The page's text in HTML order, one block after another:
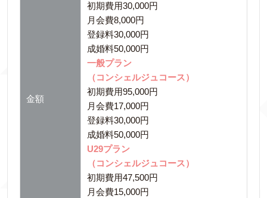
金額
初期費用30,000円
月会費8,000円
登録料30,000円
成婚料50,000円
一般プラン
（コンシェルジュコース）
初期費用95,000円
月会費17,000円
登録料30,000円
成婚料50,000円
U29プラン
（コンシェルジュコース）
初期費用47,500円
月会費15,000円